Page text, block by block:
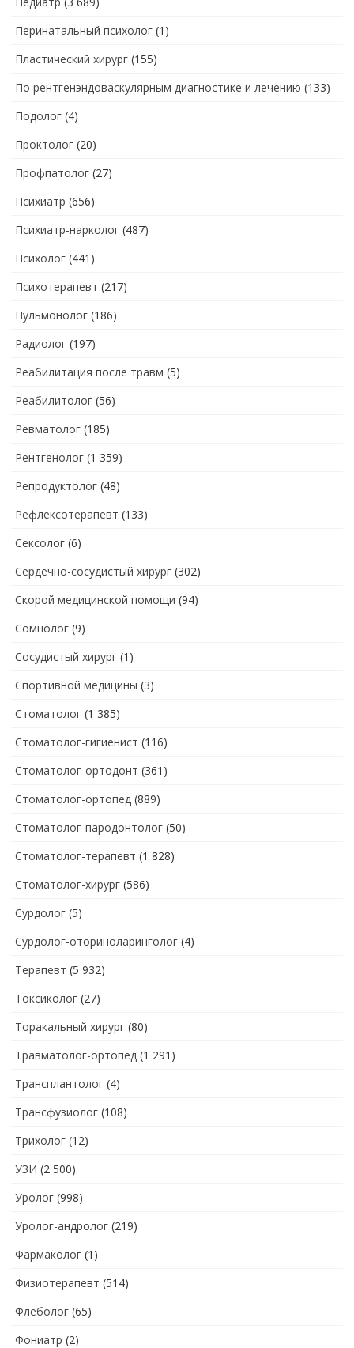
Перинатальный психолог (1)
Пластический хирург (155)
По рентгенэндоваскулярным диагностике и лечению (133)
Подолог (4)
Проктолог (20)
Профпатолог (27)
Психиатр (656)
Психиатр-нарколог (487)
Психолог (441)
Психотерапевт (217)
Пульмонолог (186)
Радиолог (197)
Реабилитация после травм (5)
Реабилитолог (56)
Ревматолог (185)
Рентгенолог (1 359)
Репродуктолог (48)
Рефлексотерапевт (133)
Сексолог (6)
Сердечно-сосудистый хирург (302)
Скорой медицинской помощи (94)
Сомнолог (9)
Сосудистый хирург (1)
Спортивной медицины (3)
Стоматолог (1 385)
Стоматолог-гигиенист (116)
Стоматолог-ортодонт (361)
Стоматолог-ортопед (889)
Стоматолог-пародонтолог (50)
Стоматолог-терапевт (1 828)
Стоматолог-хирург (586)
Сурдолог (5)
Сурдолог-оториноларинголог (4)
Терапевт (5 932)
Токсиколог (27)
Торакальный хирург (80)
Травматолог-ортопед (1 291)
Трансплантолог (4)
Трансфузиолог (108)
Трихолог (12)
УЗИ (2 500)
Уролог (998)
Уролог-андролог (219)
Фармаколог (1)
Физиотерапевт (514)
Флеболог (65)
Фониатр (2)